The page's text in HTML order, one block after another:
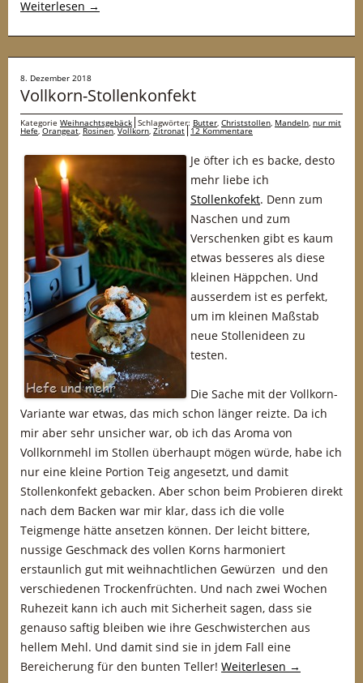
Weiterlesen →
8. Dezember 2018
Vollkorn-Stollenkonfekt
Kategorie Weihnachtsgebäck Schlagwörter: Butter, Christstollen, Mandeln, nur mit
Hefe,Orangeat,Rosinen,Vollkorn, Zitronat 12 Kommentare
Je öfter ich es backe, desto
mehr liebe ich
Stollenkofekt. Denn zum
Naschen und zum
Verschenken gibt es kaum
etwas besseres als diese
kleinen Häppchen. Und
ausserdem ist es perfekt,
um im kleinen Maßstab
neue Stollenideen zu
testen.
Die Sache mit der Vollkorn-
Variante war etwas, das mich schon länger reizte. Da ich
mir aber sehr unsicher war, ob ich das Aroma von
Vollkornmehl im Stollen überhaupt mögen würde, habe ich
nur eine kleine Portion Teig angesetzt, und damit
Stollenkonfekt gebacken. Aber schon beim Probieren direkt
nach dem Backen war mir klar, dass ich die volle
Teigmenge hätte ansetzen können. Der leicht bittere,
nussige Geschmack des vollen Korns harmoniert
erstaunlich gut mit weihnachtlichen Gewürzen und den
verschiedenen Trockenfrüchten. Und nach zwei Wochen
Ruhezeit kann ich auch mit Sicherheit sagen, dass sie
genauso saftig bleiben wie ihre Geschwisterchen aus
hellem Mehl. Und damit sind sie in jdem Fall eine
Bereicherung für den bunten Teller! Weiterlesen →